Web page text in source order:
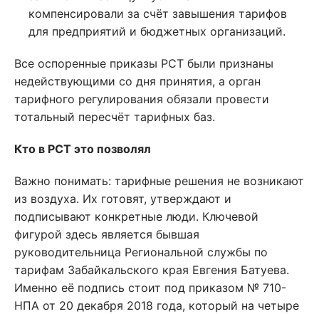
компенсировали за счёт завышения тарифов
для предприятий и бюджетных организаций.
Все оспоренные приказы РСТ были признаны
недействующими со дня принятия, а орган
тарифного регулирования обязали провести
тотальный пересчёт тарифных баз.
Кто в РСТ это позволял
Важно понимать: тарифные решения не возникают
из воздуха. Их готовят, утверждают и
подписывают конкретные люди. Ключевой
фигурой здесь является бывшая
руководительница Региональной службы по
тарифам Забайкальского края Евгения Батуева.
Именно её подпись стоит под приказом № 710-
НПА от 20 декабря 2018 года, который на четыре